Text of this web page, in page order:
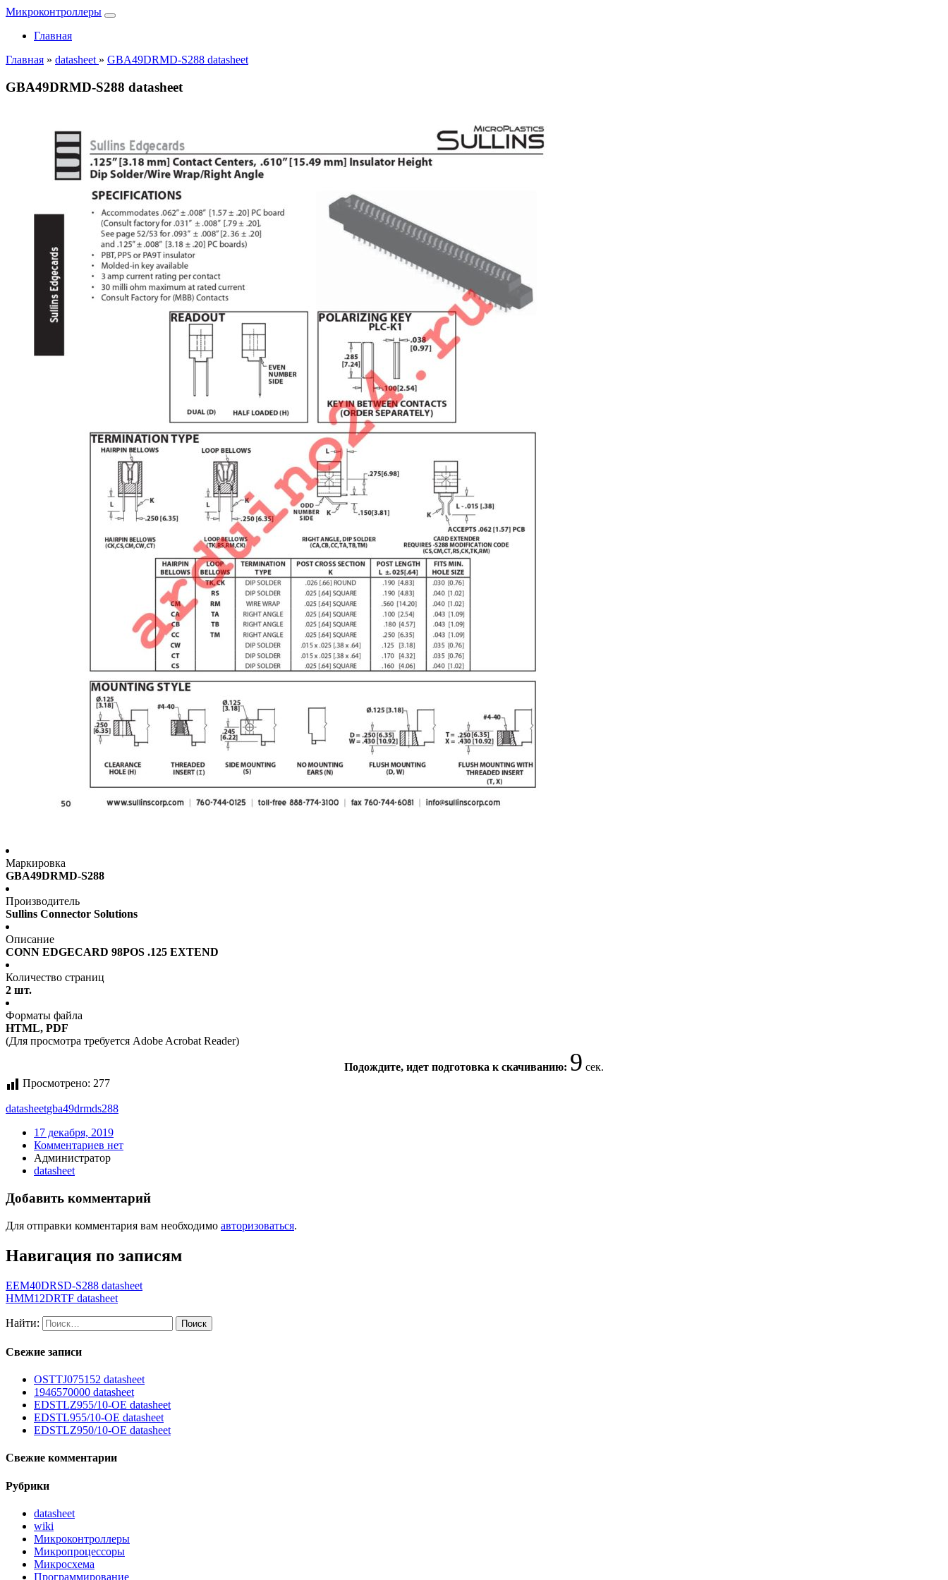
Микроконтроллеры
Главная
Главная » datasheet » GBA49DRMD-S288 datasheet
GBA49DRMD-S288 datasheet
Маркировка
GBA49DRMD-S288
Производитель
Sullins Connector Solutions
Описание
CONN EDGECARD 98POS .125 EXTEND
Количество страниц
2 шт.
Форматы файла
HTML, PDF
(Для просмотра требуется Adobe Acrobat Reader)
Подождите, идет подготовка к скачиванию: 8 сек.
Просмотрено: 277
datasheetgba49drmds288
17 декабря, 2019
Комментариев нет
Администратор
datasheet
Добавить комментарий
Для отправки комментария вам необходимо авторизоваться.
Навигация по записям
EEM40DRSD-S288 datasheet
HMM12DRTF datasheet
Найти:
Свежие записи
OSTTJ075152 datasheet
1946570000 datasheet
EDSTLZ955/10-OE datasheet
EDSTL955/10-OE datasheet
EDSTLZ950/10-OE datasheet
Свежие комментарии
Рубрики
datasheet
wiki
Микроконтроллеры
Микропроцессоры
Микросхема
Программирование